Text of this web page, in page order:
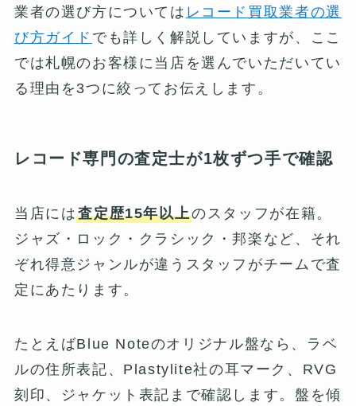
業者の選び方については レコード買取業者の選
び方ガイド でも詳しく解説していますが、ここ
では札幌のお客様に当店を選んでいただいてい
る理由を3つに絞ってお伝えします。
レコード専門の査定士が1枚ずつ手で確認
当店には査定歴15年以上のスタッフが在籍。
ジャズ・ロック・クラシック・邦楽など、それ
ぞれ得意ジャンルが違うスタッフがチームで査
定にあたります。
たとえばBlue Noteのオリジナル盤なら、ラベ
ルの住所表記、Plastylite社の耳マーク、RVG
刻印、ジャケット表記まで確認します。盤を傾